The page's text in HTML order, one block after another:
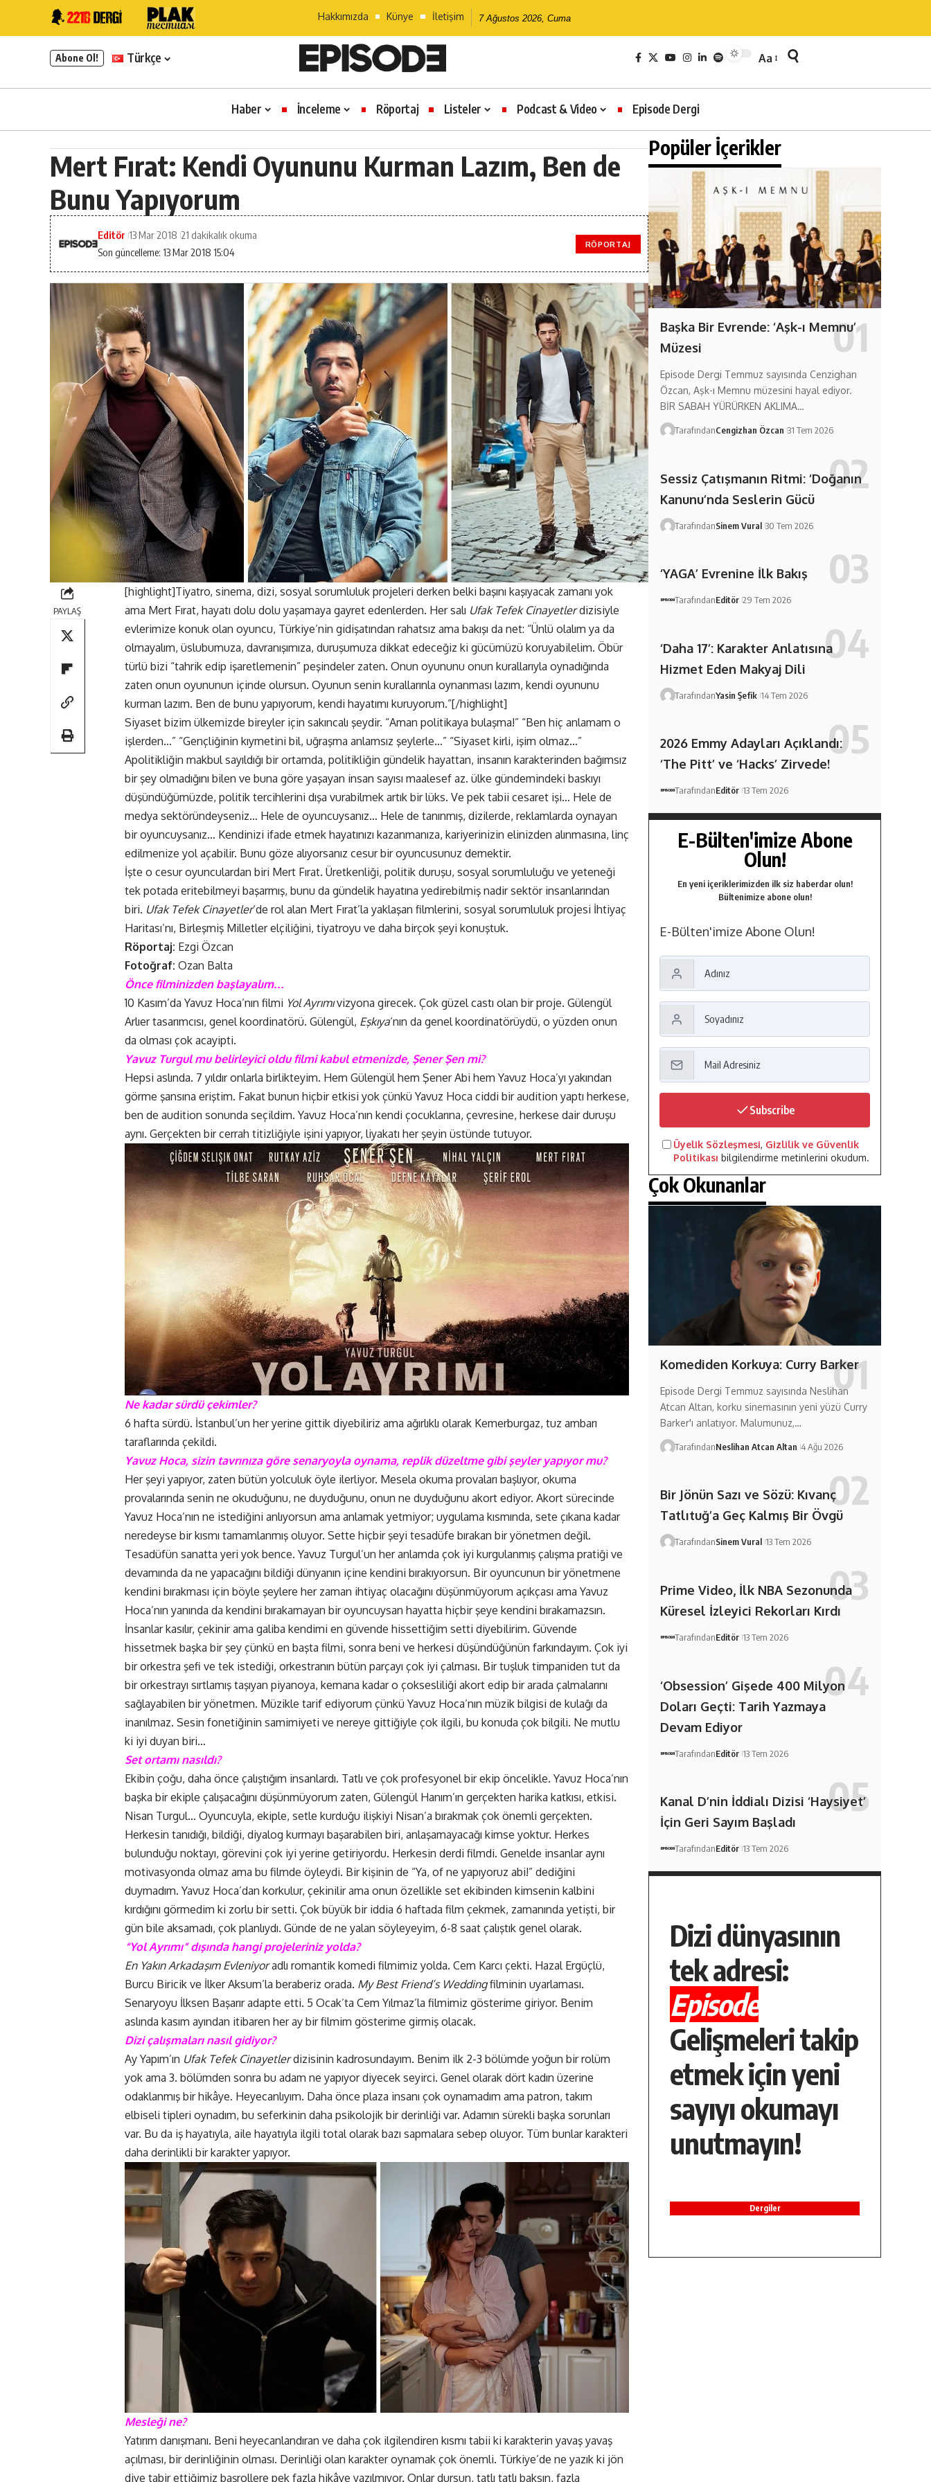
Hakkımızda Künye İletişim 7 Ağustos 2026, Cuma
Abone Ol! Türkçe Aa
Haber İnceleme Röportaj Listeler Podcast & Video Episode Dergi
Mert Fırat: Kendi Oyununu Kurman Lazım, Ben de
Bunu Yapıyorum
Son güncelleme: 13 Mar 2018 15:04
Editör 13 Mar 2018 21 dakikalık okuma
RÖPORTAJ
PAYLAŞ
[highlight]Tiyatro, sinema, dizi, sosyal sorumluluk projeleri derken belki başını kaşıyacak zamanı yok
ama Mert Fırat, hayatı dolu dolu yaşamaya gayret edenlerden. Her salı Ufak Tefek Cinayetlerdizisiyle
evlerimize konuk olan oyuncu, Türkiye’nin gidişatından rahatsız ama bakışı da net: “Ünlü olalım ya da
olmayalım, üslubumuza, davranışımıza, duruşumuza dikkat edeceğiz ki gücümüzü koruyabilelim. Öbür
türlü bizi “tahrik edip işaretlemenin” peşindeler zaten. Onun oyununu onun kurallarıyla oynadığında
zaten onun oyununun içinde olursun. Oyunun senin kurallarınla oynanması lazım, kendi oyununu
kurman lazım. Ben de bunu yapıyorum, kendi hayatımı kuruyorum.”[/highlight]
Siyaset bizim ülkemizde bireyler için sakıncalı şeydir. “Aman politikaya bulaşma!” “Ben hiç anlamam o
işlerden…” “Gençliğinin kıymetini bil, uğraşma anlamsız şeylerle…” “Siyaset kirli, işim olmaz…”
Apolitikliğin makbul sayıldığı bir ortamda, politikliğin gündelik hayattan, insanın karakterinden bağımsız
bir şey olmadığını bilen ve buna göre yaşayan insan sayısı maalesef az. ülke gündemindeki baskıyı
düşündüğümüzde, politik tercihlerini dışa vurabilmek artık bir lüks. Ve pek tabii cesaret işi… Hele de
medya sektöründeyseniz… Hele de oyuncuysanız… Hele de tanınmış, dizilerde, reklamlarda oynayan
bir oyuncuysanız… Kendinizi ifade etmek hayatınızı kazanmanıza, kariyerinizin elinizden alınmasına, linç
edilmenize yol açabilir. Bunu göze alıyorsanız cesur bir oyuncusunuz demektir.
İşte o cesur oyunculardan biri Mert Fırat. Üretkenliği, politik duruşu, sosyal sorumluluğu ve yeteneği
tek potada eritebilmeyi başarmış, bunu da gündelik hayatına yedirebilmiş nadir sektör insanlarından
biri. Ufak Tefek Cinayetler‘de rol alan Mert Fırat’la yaklaşan filmlerini, sosyal sorumluluk projesi İhtiyaç
Haritası’nı, Birleşmiş Milletler elçiliğini, tiyatroyu ve daha birçok şeyi konuştuk.
Röportaj: Ezgi Özcan
Fotoğraf: Ozan Balta
Önce filminizden başlayalım…
10 Kasım’da Yavuz Hoca’nın filmi Yol Ayrımıvizyona girecek. Çok güzel castı olan bir proje. Gülengül
Arlıer tasarımcısı, genel koordinatörü. Gülengül, Eşkıya‘nın da genel koordinatörüydü, o yüzden onun
da olması çok acayipti.
Yavuz Turgul mu belirleyici oldu filmi kabul etmenizde, Şener Şen mi?
Hepsi aslında. 7 yıldır onlarla birlikteyim. Hem Gülengül hem Şener Abi hem Yavuz Hoca’yı yakından
görme şansına eriştim. Fakat bunun hiçbir etkisi yok çünkü Yavuz Hoca ciddi bir audition yaptı herkese,
ben de audition sonunda seçildim. Yavuz Hoca’nın kendi çocuklarına, çevresine, herkese dair duruşu
aynı. Gerçekten bir cerrah titizliğiyle işini yapıyor, liyakatı her şeyin üstünde tutuyor.
Ne kadar sürdü çekimler?
6 hafta sürdü. İstanbul’un her yerine gittik diyebiliriz ama ağırlıklı olarak Kemerburgaz, tuz ambarı
taraflarında çekildi.
Yavuz Hoca, sizin tavrınıza göre senaryoyla oynama, replik düzeltme gibi şeyler yapıyor mu?
Her şeyi yapıyor, zaten bütün yolculuk öyle ilerliyor. Mesela okuma provaları başlıyor, okuma
provalarında senin ne okuduğunu, ne duyduğunu, onun ne duyduğunu akort ediyor. Akort sürecinde
Yavuz Hoca’nın ne istediğini anlıyorsun ama anlamak yetmiyor; uygulama kısmında, sete çıkana kadar
neredeyse bir kısmı tamamlanmış oluyor. Sette hiçbir şeyi tesadüfe bırakan bir yönetmen değil.
Tesadüfün sanatta yeri yok bence. Yavuz Turgul’un her anlamda çok iyi kurgulanmış çalışma pratiği ve
devamında da ne yapacağını bildiği dünyanın içine kendini bırakıyorsun. Bir oyuncunun bir yönetmene
kendini bırakması için böyle şeylere her zaman ihtiyaç olacağını düşünmüyorum açıkçası ama Yavuz
Hoca’nın yanında da kendini bırakamayan bir oyuncuysan hayatta hiçbir şeye kendini bırakamazsın.
İnsanlar kasılır, çekinir ama galiba kendimi en güvende hissettiğim setti diyebilirim. Güvende
hissetmek başka bir şey çünkü en başta filmi, sonra beni ve herkesi düşündüğünün farkındayım. Çok iyi
bir orkestra şefi ve tek istediği, orkestranın bütün parçayı çok iyi çalması. Bir tuşluk timpaniden tut da
bir orkestrayı sırtlamış taşıyan piyanoya, kemana kadar o çoksesliliği akort edip bir arada çalmalarını
sağlayabilen bir yönetmen. Müzikle tarif ediyorum çünkü Yavuz Hoca’nın müzik bilgisi de kulağı da
inanılmaz. Sesin fonetiğinin samimiyeti ve nereye gittiğiyle çok ilgili, bu konuda çok bilgili. Ne mutlu
ki iyi duyan biri…
Set ortamı nasıldı?
Ekibin çoğu, daha önce çalıştığım insanlardı. Tatlı ve çok profesyonel bir ekip öncelikle. Yavuz Hoca’nın
başka bir ekiple çalışacağını düşünmüyorum zaten, Gülengül Hanım’ın gerçekten harika katkısı, etkisi.
Nisan Turgul… Oyuncuyla, ekiple, setle kurduğu ilişkiyi Nisan’a bırakmak çok önemli gerçekten.
Herkesin tanıdığı, bildiği, diyalog kurmayı başarabilen biri, anlaşamayacağı kimse yoktur. Herkes
bulunduğu noktayı, görevini çok iyi yerine getiriyordu. Herkesin derdi filmdi. Genelde insanlar aynı
motivasyonda olmaz ama bu filmde öyleydi. Bir kişinin de “Ya, of ne yapıyoruz abi!” dediğini
duymadım. Yavuz Hoca’dan korkulur, çekinilir ama onun özellikle set ekibinden kimsenin kalbini
kırdığını görmedim ki zorlu bir setti. Çok büyük bir iddia 6 haftada film çekmek, zamanında yetişti, bir
gün bile aksamadı, çok planlıydı. Günde de ne yalan söyleyeyim, 6-8 saat çalıştık genel olarak.
“Yol Ayrımı” dışında hangi projeleriniz yolda?
En Yakın Arkadaşım Evleniyoradlı romantik komedi filmimiz yolda. Cem Karcı çekti. Hazal Ergüçlü,
Burcu Biricik ve İlker Aksum’la beraberiz orada. My Best Friend’s Weddingfilminin uyarlaması.
Senaryoyu İlksen Başarır adapte etti. 5 Ocak’ta Cem Yılmaz’la filmimiz gösterime giriyor. Benim
aslında kasım ayından itibaren her ay bir filmim gösterime girmiş olacak.
Dizi çalışmaları nasıl gidiyor?
Ay Yapım’ın Ufak Tefek Cinayetlerdizisinin kadrosundayım. Benim ilk 2-3 bölümde yoğun bir rolüm
yok ama 3. bölümden sonra bu adam ne yapıyor diyecek seyirci. Genel olarak dört kadın üzerine
odaklanmış bir hikâye. Heyecanlıyım. Daha önce plaza insanı çok oynamadım ama patron, takım
elbiseli tipleri oynadım, bu seferkinin daha psikolojik bir derinliği var. Adamın sürekli başka sorunları
var. Bu da iş hayatıyla, aile hayatıyla ilgili total olarak bazı sapmalara sebep oluyor. Tüm bunlar karakteri
daha derinlikli bir karakter yapıyor.
Mesleği ne?
Yatırım danışmanı. Beni heyecanlandıran ve daha çok ilgilendiren kısmı tabii ki karakterin yavaş yavaş
açılması, bir derinliğinin olması. Derinliği olan karakter oynamak çok önemli. Türkiye’de ne yazık ki jön
diye tabir ettiğimiz başrollere pek fazla hikâye yazılmıyor. Onlar dursun, tatlı tatlı baksın, fazla
Popüler İçerikler
Başka Bir Evrende: ‘Aşk-ı Memnu’
Müzesi
Episode Dergi Temmuz sayısında Cenzighan
Özcan, Aşk-ı Memnu müzesini hayal ediyor.
BİR SABAH YÜRÜRKEN AKLIMA…
TarafındanCengizhan Özcan 31 Tem 2026
Sessiz Çatışmanın Ritmi: ‘Doğanın
Kanunu’nda Seslerin Gücü
TarafındanSinem Vural 30 Tem 2026
‘YAGA’ Evrenine İlk Bakış
TarafındanEditör 29 Tem 2026
‘Daha 17’: Karakter Anlatısına
Hizmet Eden Makyaj Dili
TarafındanYasin Şefik 14 Tem 2026
2026 Emmy Adayları Açıklandı:
‘The Pitt’ ve ‘Hacks’ Zirvede!
TarafındanEditör 13 Tem 2026
E-Bülten'imize Abone
Olun!
En yeni içeriklerimizden ilk siz haberdar olun!
Bültenimize abone olun!
E-Bülten'imize Abone Olun!
Subscribe
Üyelik Sözleşmesi, Gizlilik ve Güvenlik
Politikası bilgilendirme metinlerini okudum.
Çok Okunanlar
Komediden Korkuya: Curry Barker
Episode Dergi Temmuz sayısında Neslihan
Atcan Altan, korku sinemasının yeni yüzü Curry
Barker'ı anlatıyor. Malumunuz,…
TarafındanNeslihan Atcan Altan 4 Ağu 2026
Bir Jönün Sazı ve Sözü: Kıvanç
Tatlıtuğ’a Geç Kalmış Bir Övgü
TarafındanSinem Vural 13 Tem 2026
Prime Video, İlk NBA Sezonunda
Küresel İzleyici Rekorları Kırdı
TarafındanEditör 13 Tem 2026
‘Obsession’ Gişede 400 Milyon
Doları Geçti: Tarih Yazmaya
Devam Ediyor
TarafındanEditör 13 Tem 2026
Kanal D’nin İddialı Dizisi ‘Haysiyet’
İçin Geri Sayım Başladı
TarafındanEditör 13 Tem 2026
Dizi dünyasının
tek adresi:
Episode
Gelişmeleri takip
etmek için yeni
sayıyı okumayı
unutmayın!
Dergiler